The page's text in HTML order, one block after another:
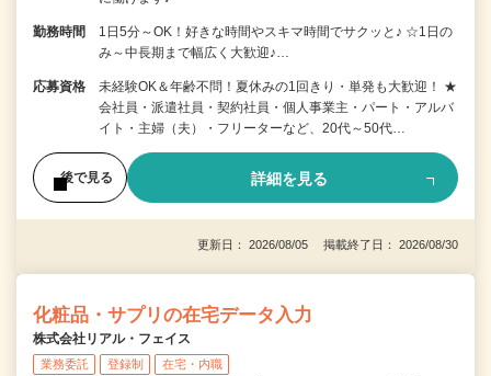
勤務時間
1日5分～OK！好きな時間やスキマ時間でサクッと♪ ☆1日の
み～中長期まで幅広く大歓迎♪…
応募資格
未経験OK＆年齢不問！夏休みの1回きり・単発も大歓迎！ ★
会社員・派遣社員・契約社員・個人事業主・パート・アルバ
イト・主婦（夫）・フリーターなど、20代～50代…
後で見る 詳細を見る
更新日： 2026/08/05 掲載終了日： 2026/08/30
化粧品・サプリの在宅データ入力
株式会社リアル・フェイス
業務委託 登録制 在宅・内職